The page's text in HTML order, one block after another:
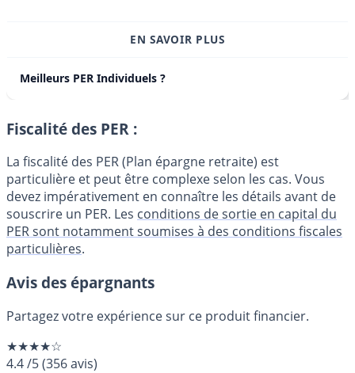
EN SAVOIR PLUS
Meilleurs PER Individuels ?
Fiscalité des PER :
La fiscalité des PER (Plan épargne retraite) est
particulière et peut être complexe selon les cas. Vous
devez impérativement en connaître les détails avant de
souscrire un PER. Les conditions de sortie en capital du
PER sont notamment soumises à des conditions fiscales
particulières.
Avis des épargnants
Partagez votre expérience sur ce produit financier.
★★★★☆
4.4/5(356avis)